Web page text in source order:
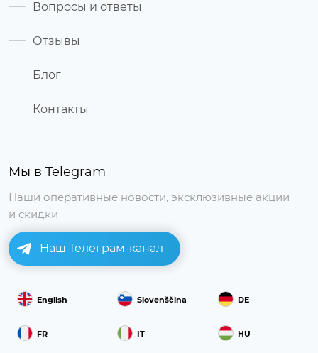
Мы в Telegram
Наши оперативные новости, эксклюзивные акции
и скидки
Наш Телеграм-канал
English Slovenščina DE
FR IT HU
Вопросы и ответы
Отзывы
Блог
Контакты